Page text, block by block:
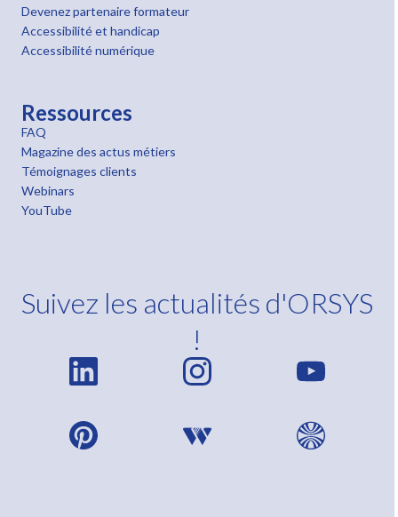
Devenez partenaire formateur
Accessibilité et handicap
Accessibilité numérique
Ressources
FAQ
Magazine des actus métiers
Témoignages clients
Webinars
YouTube
Suivez les actualités d'ORSYS
!